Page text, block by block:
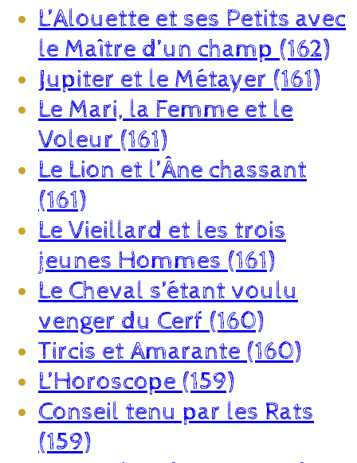
L’Alouette et ses Petits avec
le Maître d’un champ (162)
Jupiter et le Métayer (161)
Le Mari, la Femme et le
Voleur (161)
Le Lion et l’Âne chassant
(161)
Le Vieillard et les trois
jeunes Hommes (161)
Le Cheval s’étant voulu
venger du Cerf (160)
Tircis et Amarante (160)
L’Horoscope (159)
Conseil tenu par les Rats
(159)